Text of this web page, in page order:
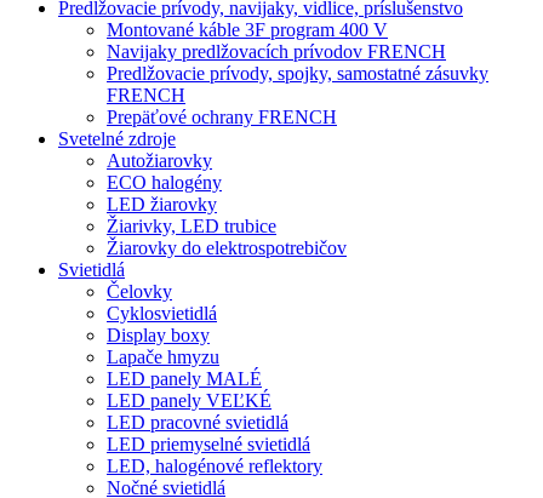
Predlžovacie prívody, navijaky, vidlice, príslušenstvo
Montované káble 3F program 400 V
Navijaky predlžovacích prívodov FRENCH
Predlžovacie prívody, spojky, samostatné zásuvky
FRENCH
Prepäťové ochrany FRENCH
Svetelné zdroje
Autožiarovky
ECO halogény
LED žiarovky
Žiarivky, LED trubice
Žiarovky do elektrospotrebičov
Svietidlá
Čelovky
Cyklosvietidlá
Display boxy
Lapače hmyzu
LED panely MALÉ
LED panely VEĽKÉ
LED pracovné svietidlá
LED priemyselné svietidlá
LED, halogénové reflektory
Nočné svietidlá